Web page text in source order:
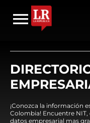
¡Conozca la información
Colombia! Encuentre
datos empresarial mas